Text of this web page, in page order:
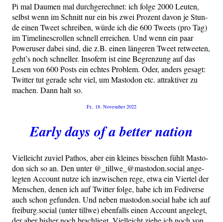
Pi mal Dau­men mal durch­ge­rech­net: ich fol­ge 2000 Leu­ten,
selbst wenn im Schnitt nur ein bis zwei Pro­zent davon je Stun­
de einen Tweet schrei­ben, wür­de ich die 600 Tweets (pro Tag)
im Time­line­scrol­len schnell errei­chen. Und wenn ein paar
Power­user dabei sind, die z.B. einen län­ge­ren Tweet ret­wee­ten,
geht’s noch schnel­ler. Inso­fern ist eine Begren­zung auf das
Lesen von 600 Posts ein ech­tes Pro­blem. Oder, anders gesagt:
Twit­ter tut gera­de sehr viel, um Mast­o­don etc. attrak­ti­ver zu
machen. Dann halt so.
Veröffentlicht
Fr., 18. November 2022
Early days of a better nation
Viel­leicht zuviel Pathos, aber ein klei­nes biss­chen fühlt Mast­o­
don sich so an. Den unter @_tillwe_@mastodon.social ange­
leg­ten Account nut­ze ich inzwi­schen rege, etwa ein Vier­tel der
Men­schen, denen ich auf Twit­ter fol­ge, habe ich im Fedi­ver­se
auch schon gefun­den. Und neben mastodon.social habe ich auf
freiburg.social (unter till­we) eben­falls einen Account ange­legt,